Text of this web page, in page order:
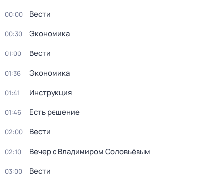
00:00 Вести
00:30 Экономика
01:00 Вести
01:36 Экономика
01:41 Инструкция
01:46 Есть решение
02:00 Вести
02:10 Вечер с Владимиром Соловьёвым
03:00 Вести